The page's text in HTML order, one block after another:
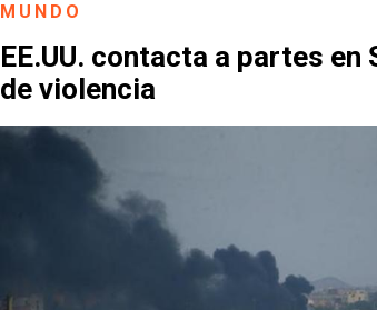
MUNDO
EE.UU. contacta a partes en
de violencia